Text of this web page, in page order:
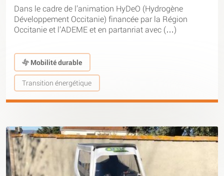
Dans le cadre de l’animation HyDeO (Hydrogène
Développement Occitanie) financée par la Région
Occitanie et l’ADEME et en partanriat avec (…)
Mobilité durable
Transition énergétique